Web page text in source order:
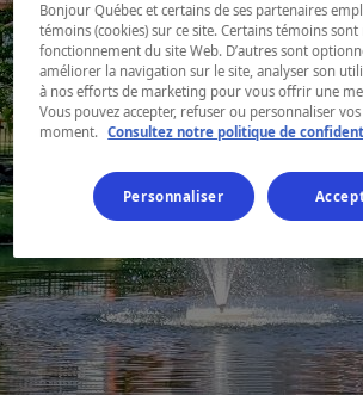
Bonjour Québec et certains de ses partenaires
témoins (cookies) sur ce site. Certains témoins
fonctionnement du site Web. D’autres sont
améliorer la navigation sur le site, analyser son
à nos efforts de marketing pour vous offrir une
Vous pouvez accepter, refuser ou personnaliser
moment. Consultez notre politique de
Personnaliser